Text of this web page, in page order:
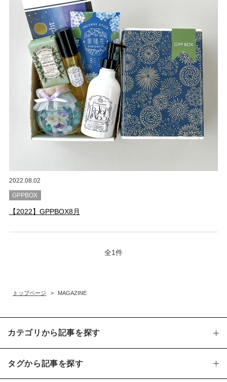
2022.08.02
GPPBOX
【2022】GPPBOX8月
全1件
トップページ > MAGAZINE
カテゴリから記事を探す
タグから記事を探す